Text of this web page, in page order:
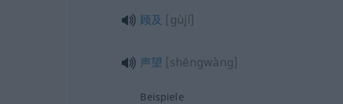
顾及 [gùjí]
声望 [shēngwàng]
Beispiele